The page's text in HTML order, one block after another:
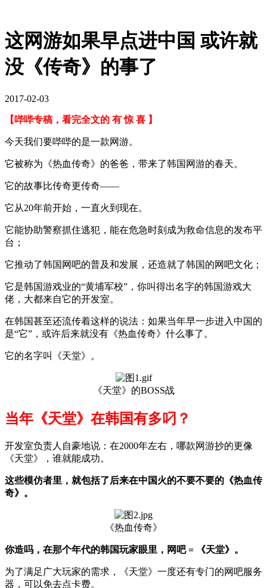
这网游如果早点进中国 或许就
没《传奇》的事了
2017-02-03
【哔哔专稿，看完全文的 有 惊 喜 】
今天我们要哔哔的是一款网游。
它被称为《热血传奇》的爸爸，带来了韩国网游的春天。
它的故事比传奇更传奇——
它从20年前开始，一直火到现在。
它能协助警察抓住逃犯，能在危急时刻成为救命信息的发布平
台；
它推动了韩国网吧的普及和发展，还造就了韩国的网吧文化；
它是韩国游戏业的“黄埔军校”，你叫得出名字的韩国游戏大
佬，大都来自它的开发室。
在韩国甚至还流传着这样的说法：如果当年早一步进入中国的
是“它”，或许后来就没有《热血传奇》什么事了。
它的名字叫《天堂》。
《天堂》的BOSS战
当年《天堂》在韩国有多叼？
开发室负责人自豪地说：在2000年左右，哪款网游抄的更像
《天堂》，谁就能成功。
这些模仿者里，就包括了后来在中国火的不要不要的《热血传
奇》。
《热血传奇》
你造吗，在那个年代的韩国玩家眼里，网吧 = 《天堂》。
为了满足广大玩家的需求，《天堂》一度还有专门的网吧服务
器，可以免去点卡费。